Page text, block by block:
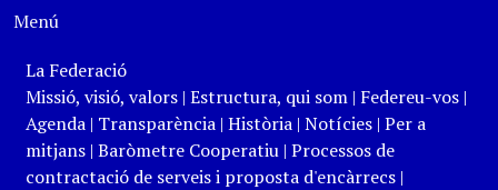
Menú
La Federació
Missió, visió, valors| Estructura, qui som| Federeu-vos|
Agenda | Transparència| Història| Notícies | Per a
mitjans| Baròmetre Cooperatiu| Processos de
contractació de serveis i proposta d'encàrrecs|